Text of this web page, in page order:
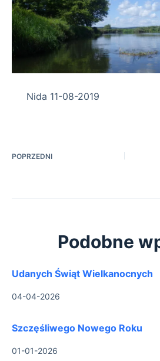
Nida 11-08-2019
POPRZEDNI
Podobne
Udanych Świąt Wielkanocnych
04-04-2026
Szczęśliwego Nowego Roku
01-01-2026